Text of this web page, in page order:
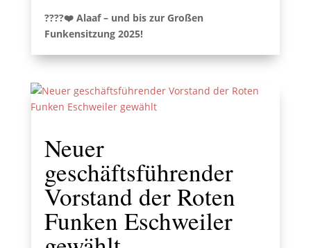
????❤️ Alaaf – und bis zur Großen
Funkensitzung 2025!
Neuer
geschäftsführender
Vorstand der Roten
Funken Eschweiler